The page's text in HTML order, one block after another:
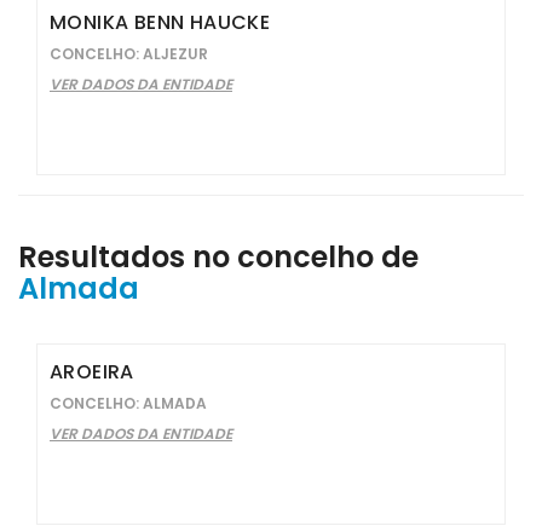
MONIKA BENN HAUCKE
CONCELHO: ALJEZUR
VER DADOS DA ENTIDADE
Resultados no concelho de
Almada
AROEIRA
CONCELHO: ALMADA
VER DADOS DA ENTIDADE